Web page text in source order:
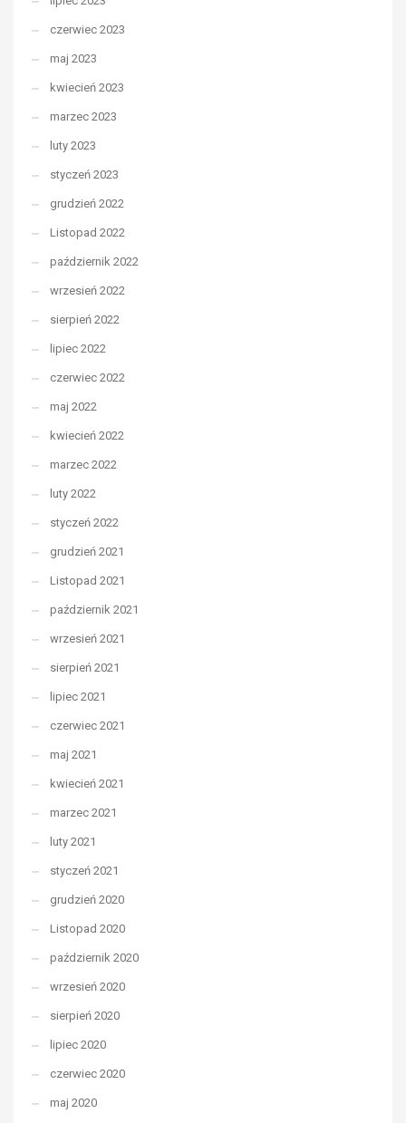
czerwiec 2023
maj 2023
kwiecień 2023
marzec 2023
luty 2023
styczeń 2023
grudzień 2022
Listopad 2022
październik 2022
wrzesień 2022
sierpień 2022
lipiec 2022
czerwiec 2022
maj 2022
kwiecień 2022
marzec 2022
luty 2022
styczeń 2022
grudzień 2021
Listopad 2021
październik 2021
wrzesień 2021
sierpień 2021
lipiec 2021
czerwiec 2021
maj 2021
kwiecień 2021
marzec 2021
luty 2021
styczeń 2021
grudzień 2020
Listopad 2020
październik 2020
wrzesień 2020
sierpień 2020
lipiec 2020
czerwiec 2020
maj 2020